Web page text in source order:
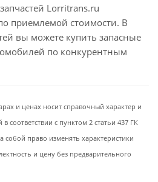
Lorritrans.ru
приемлемой стоимости. В
вы можете купить запасные
по конкурентным
и ценах носит справочный характер и
соответствии с пунктом 2 статьи 437 ГК
собой право изменять характеристики
и цену без предварительного